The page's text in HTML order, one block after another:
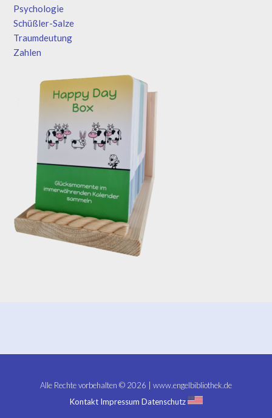
Psychologie
Schüßler-Salze
Traumdeutung
Zahlen
Alle Rechte vorbehalten © 2026 | www.engelbibliothek.de
Kontakt Impressum Datenschutz